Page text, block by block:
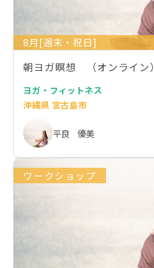
8月[週末・祝日]
朝ヨガ瞑想 （オンライン）
ヨガ・フィットネス
沖縄県 宮古島市
平良 優美
ワークショップ